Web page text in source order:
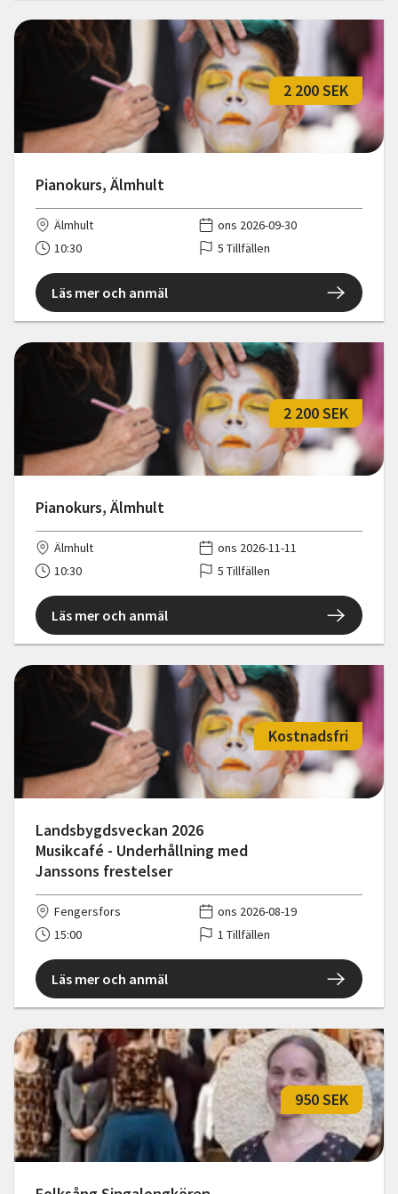
Pianokurs, Älmhult
2 200 SEK
Älmhult
ons 2026-09-30
10:30
5 Tillfällen
Läs mer och anmäl
Pianokurs, Älmhult
2 200 SEK
Älmhult
ons 2026-11-11
10:30
5 Tillfällen
Läs mer och anmäl
Landsbygdsveckan 2026
Musikcafé - Underhållning med
Janssons frestelser
Kostnadsfri
Fengersfors
ons 2026-08-19
15:00
1 Tillfällen
Läs mer och anmäl
950 SEK